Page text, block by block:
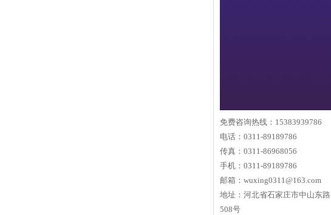
免费咨询热线：15383939786
电话：0311-89189786
传真：0311-86968056
手机：0311-89189786
邮箱： wuxing0311@163.com
地址：河北省石家庄市中山东路
508号